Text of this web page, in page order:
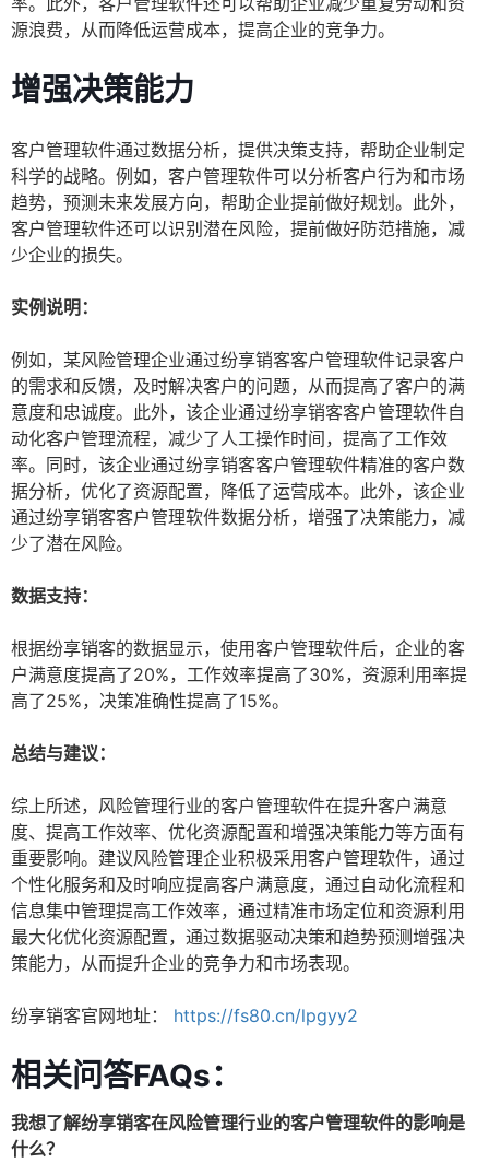
源浪费，从而降低运营成本，提高企业的竞争力。
增强决策能力
客户管理软件通过数据分析，提供决策支持，帮助企业制定
科学的战略。例如，客户管理软件可以分析客户行为和市场
趋势，预测未来发展方向，帮助企业提前做好规划。此外，
客户管理软件还可以识别潜在风险，提前做好防范措施，减
少企业的损失。
实例说明：
例如，某风险管理企业通过纷享销客客户管理软件记录客户
的需求和反馈，及时解决客户的问题，从而提高了客户的满
意度和忠诚度。此外，该企业通过纷享销客客户管理软件自
动化客户管理流程，减少了人工操作时间，提高了工作效
率。同时，该企业通过纷享销客客户管理软件精准的客户数
据分析，优化了资源配置，降低了运营成本。此外，该企业
通过纷享销客客户管理软件数据分析，增强了决策能力，减
少了潜在风险。
数据支持：
根据纷享销客的数据显示，使用客户管理软件后，企业的客
户满意度提高了20%，工作效率提高了30%，资源利用率提
高了25%，决策准确性提高了15%。
总结与建议：
综上所述，风险管理行业的客户管理软件在提升客户满意
度、提高工作效率、优化资源配置和增强决策能力等方面有
重要影响。建议风险管理企业积极采用客户管理软件，通过
个性化服务和及时响应提高客户满意度，通过自动化流程和
信息集中管理提高工作效率，通过精准市场定位和资源利用
最大化优化资源配置，通过数据驱动决策和趋势预测增强决
策能力，从而提升企业的竞争力和市场表现。
纷享销客官网地址： https://fs80.cn/lpgyy2
相关问答FAQs：
我想了解纷享销客在风险管理行业的客户管理软件的影响是
什么？